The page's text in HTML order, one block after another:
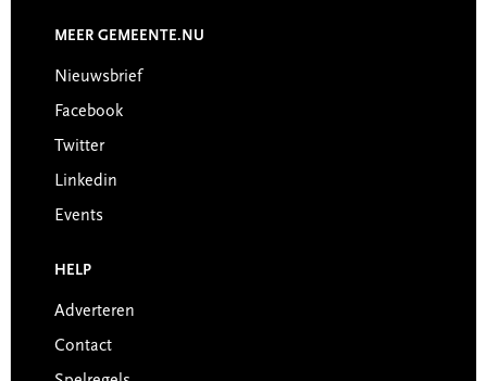
MEER GEMEENTE.NU
Nieuwsbrief
Facebook
Twitter
Linkedin
Events
HELP
Adverteren
Contact